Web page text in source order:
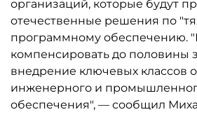
организаций, которые будут
отечественные решения по
программному обеспечению.
компенсировать до половины
внедрение ключевых классов
инженерного и
обеспечения", — сообщил